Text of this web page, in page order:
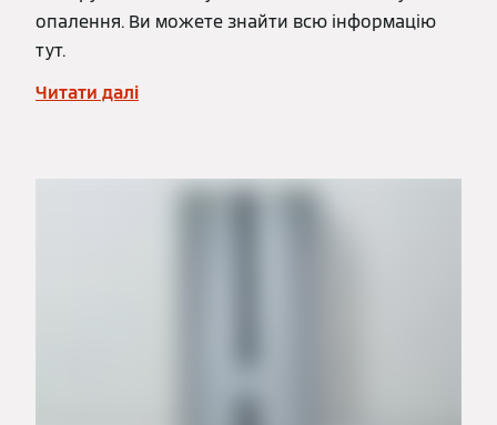
опалення. Ви можете знайти всю інформацію
тут.
Читати далі